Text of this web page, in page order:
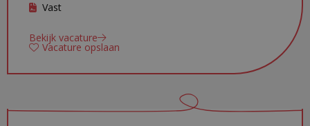
Vast
Bekijk vacature
Vacature opslaan